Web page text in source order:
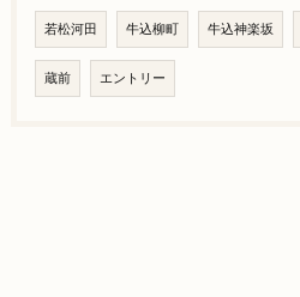
若松河田 牛込柳町 牛込神楽坂
蔵前 エントリー